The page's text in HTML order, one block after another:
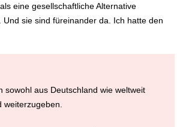
eine gesellschaftliche Alternative
Und sie sind füreinander da. Ich hatte den
sowohl aus Deutschland wie weltweit